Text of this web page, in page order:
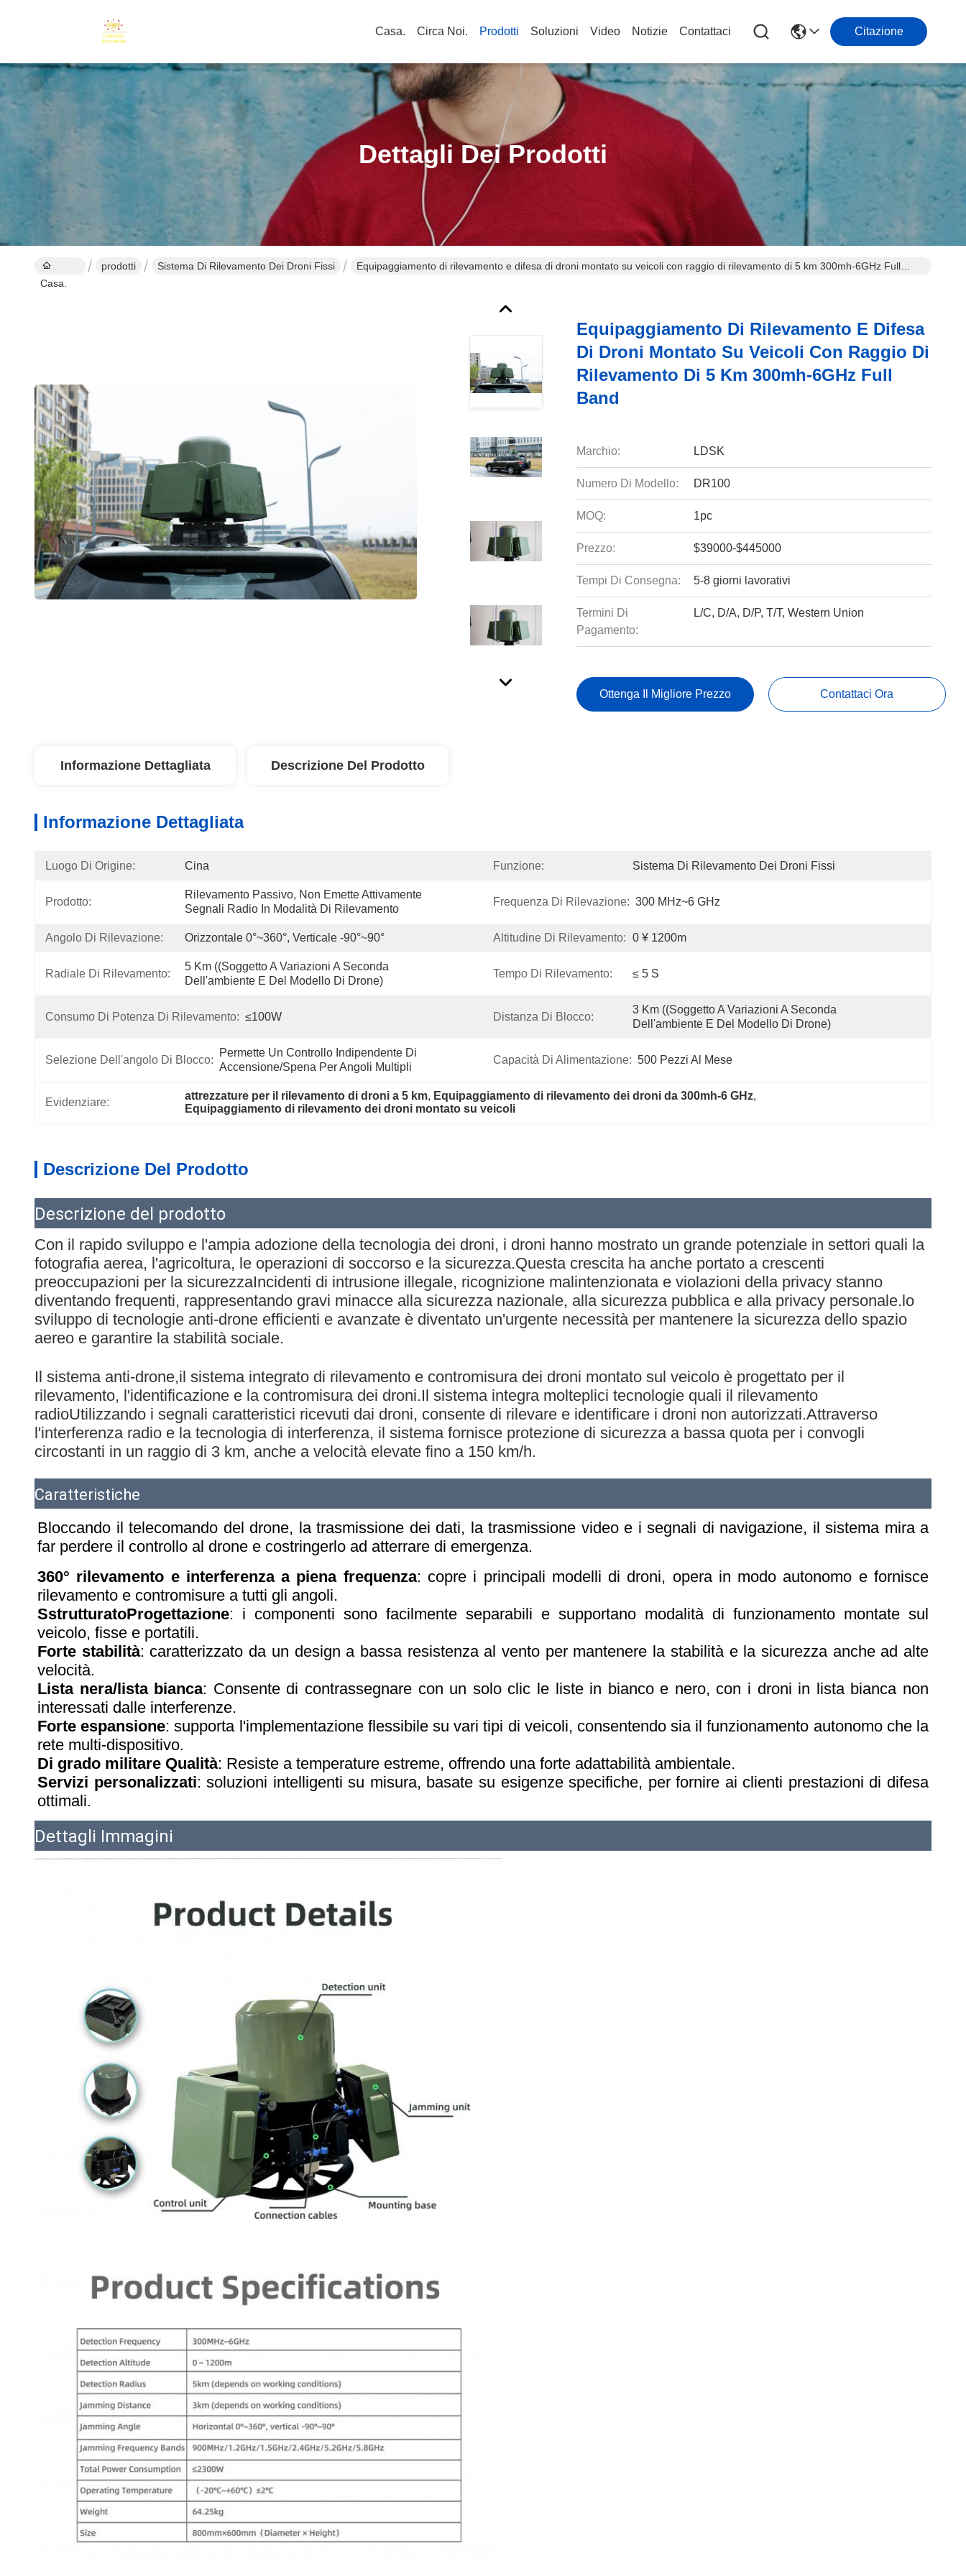
Casa. Circa Noi. Prodotti Soluzioni Video Notizie Contattaci Citazione
Dettagli Dei Prodotti
Casa.
prodotti Sistema Di Rilevamento Dei Droni Fissi
Equipaggiamento di rilevamento e difesa di droni montato su veicoli con raggio di rilevamento di 5 km 300mh-6GHz Full
Equipaggiamento Di Rilevamento E Difesa
Di Droni Montato Su Veicoli Con Raggio Di
Rilevamento Di 5 Km 300mh-6GHz Full
Band
Marchio: LDSK
Numero Di Modello: DR100
MOQ: 1pc
Prezzo: $39000-$445000
Tempi Di Consegna: 5-8 giorni lavorativi
Termini Di
Pagamento:
L/C, D/A, D/P, T/T, Western Union
Ottenga Il Migliore Prezzo Contattaci Ora
Informazione Dettagliata Descrizione Del Prodotto
Informazione Dettagliata
Luogo Di Origine: Cina Funzione: Sistema Di Rilevamento Dei Droni Fissi
Prodotto:
Rilevamento Passivo, Non Emette Attivamente
Segnali Radio In Modalità Di Rilevamento
Frequenza Di Rilevazione: 300 MHz~6 GHz
Angolo Di Rilevazione: Orizzontale 0°~360°, Verticale -90°~90° Altitudine Di Rilevamento: 0 ¥ 1200m
Radiale Di Rilevamento:
5 Km ((soggetto A Variazioni A Seconda
Dell'ambiente E Del Modello Di Drone)
Tempo Di Rilevamento: ≤ 5 S
Consumo Di Potenza Di Rilevamento: ≤100W Distanza Di Blocco:
3 Km ((soggetto A Variazioni A Seconda
Dell'ambiente E Del Modello Di Drone)
Selezione Dell'angolo Di Blocco:
Permette Un Controllo Indipendente Di
Accensione/spena Per Angoli Multipli
Capacità Di Alimentazione: 500 Pezzi Al Mese
Evidenziare:
attrezzature per il rilevamento di droni a 5 km, Equipaggiamento di rilevamento dei droni da 300mh-6 GHz,
Equipaggiamento di rilevamento dei droni montato su veicoli
Descrizione Del Prodotto
Descrizione del prodotto
Con il rapido sviluppo e l'ampia adozione della tecnologia dei droni, i droni hanno mostrato un grande potenziale in settori quali la
fotografia aerea, l'agricoltura, le operazioni di soccorso e la sicurezza.Questa crescita ha anche portato a crescenti
preoccupazioni per la sicurezzaIncidenti di intrusione illegale, ricognizione malintenzionata e violazioni della privacy stanno
diventando frequenti, rappresentando gravi minacce alla sicurezza nazionale, alla sicurezza pubblica e alla privacy personale.lo
sviluppo di tecnologie anti-drone efficienti e avanzate è diventato un'urgente necessità per mantenere la sicurezza dello spazio
aereo e garantire la stabilità sociale.
Il sistema anti-drone,il sistema integrato di rilevamento e contromisura dei droni montato sul veicolo è progettato per il
rilevamento, l'identificazione e la contromisura dei droni.Il sistema integra molteplici tecnologie quali il rilevamento
radioUtilizzando i segnali caratteristici ricevuti dai droni, consente di rilevare e identificare i droni non autorizzati.Attraverso
l'interferenza radio e la tecnologia di interferenza, il sistema fornisce protezione di sicurezza a bassa quota per i convogli
circostanti in un raggio di 3 km, anche a velocità elevate fino a 150 km/h.
Caratteristiche
Bloccando il telecomando del drone, la trasmissione dei dati, la trasmissione video e i segnali di navigazione, il sistema mira a
far perdere il controllo al drone e costringerlo ad atterrare di emergenza.
360° rilevamento e interferenza a piena frequenza: copre i principali modelli di droni, opera in modo autonomo e fornisce
rilevamento e contromisure a tutti gli angoli.
SstrutturatoProgettazione: i componenti sono facilmente separabili e supportano modalità di funzionamento montate sul
veicolo, fisse e portatili.
Forte stabilità: caratterizzato da un design a bassa resistenza al vento per mantenere la stabilità e la sicurezza anche ad alte
velocità.
Lista nera/lista bianca: Consente di contrassegnare con un solo clic le liste in bianco e nero, con i droni in lista bianca non
interessati dalle interferenze.
Forte espansione: supporta l'implementazione flessibile su vari tipi di veicoli, consentendo sia il funzionamento autonomo che la
rete multi-dispositivo.
Di grado militare Qualità: Resiste a temperature estreme, offrendo una forte adattabilità ambientale.
Servizi personalizzati: soluzioni intelligenti su misura, basate su esigenze specifiche, per fornire ai clienti prestazioni di difesa
ottimali.
Dettagli Immagini